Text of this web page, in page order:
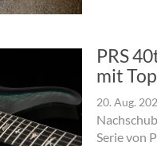
PRS
mit
20. Aug.
Serie von